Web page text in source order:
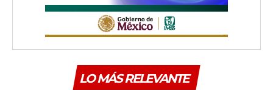
LO MÁS RELEVANTE